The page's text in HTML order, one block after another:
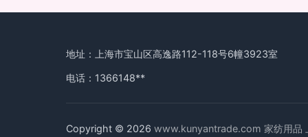
地址：上海市宝山区高逸路112-118号6幢3923室
电话：1366148**
Copyright © 2026 www.kunyantrade.com 家纺用品